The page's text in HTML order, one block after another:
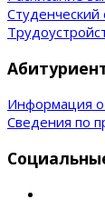
Студенческий
Информация
Сведения по